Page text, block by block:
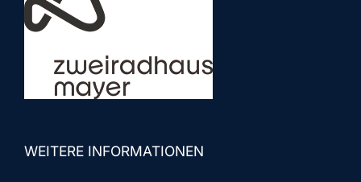
WEITERE INFORMATIONEN